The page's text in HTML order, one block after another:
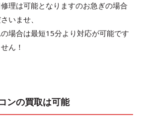
理は可能となりますのお急ぎの場合
いませ、
場合は最短15分より対応が可能です
ん！
ンの買取は可能